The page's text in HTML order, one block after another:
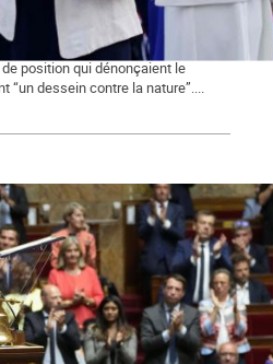
issue des Républicains,
position qui dénonçaient le
dessein contre la nature”....